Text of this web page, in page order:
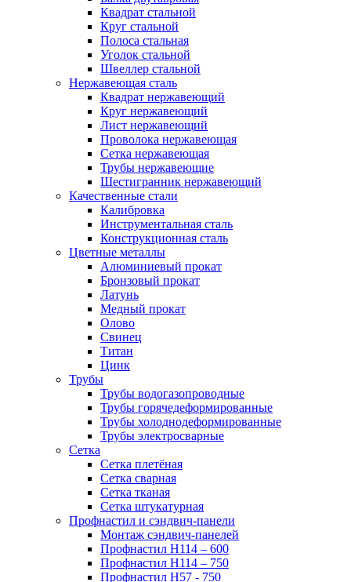
Квадрат стальной
Круг стальной
Полоса стальная
Уголок стальной
Швеллер стальной
Нержавеющая сталь
Квадрат нержавеющий
Круг нержавеющий
Лист нержавеющий
Проволока нержавеющая
Сетка нержавеющая
Трубы нержавеющие
Шестигранник нержавеющий
Качественные стали
Калибровка
Инструментальная сталь
Конструкционная сталь
Цветные металлы
Алюминиевый прокат
Бронзовый прокат
Латунь
Медный прокат
Олово
Свинец
Титан
Цинк
Трубы
Трубы водогазопроводные
Трубы горячедеформированные
Трубы холоднодеформированные
Трубы электросварные
Сетка
Сетка плетёная
Сетка сварная
Сетка тканая
Сетка штукатурная
Профнастил и сэндвич-панели
Монтаж сэндвич-панелей
Профнастил Н114 – 600
Профнастил Н114 – 750
Профнастил Н57 - 750